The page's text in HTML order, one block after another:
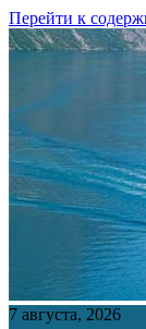
Перейти к
7 августа, 2026